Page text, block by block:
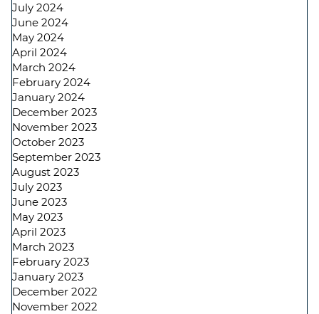
July 2024
June 2024
May 2024
April 2024
March 2024
February 2024
January 2024
December 2023
November 2023
October 2023
September 2023
August 2023
July 2023
June 2023
May 2023
April 2023
March 2023
February 2023
January 2023
December 2022
November 2022